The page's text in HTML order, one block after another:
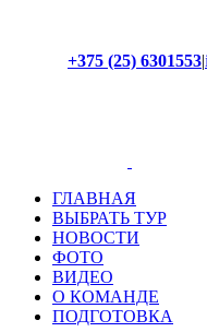
+375 (25) 6301553|
ГЛАВНАЯ
ВЫБРАТЬ ТУР
НОВОСТИ
ФОТО
ВИДЕО
О КОМАНДЕ
ПОДГОТОВКА